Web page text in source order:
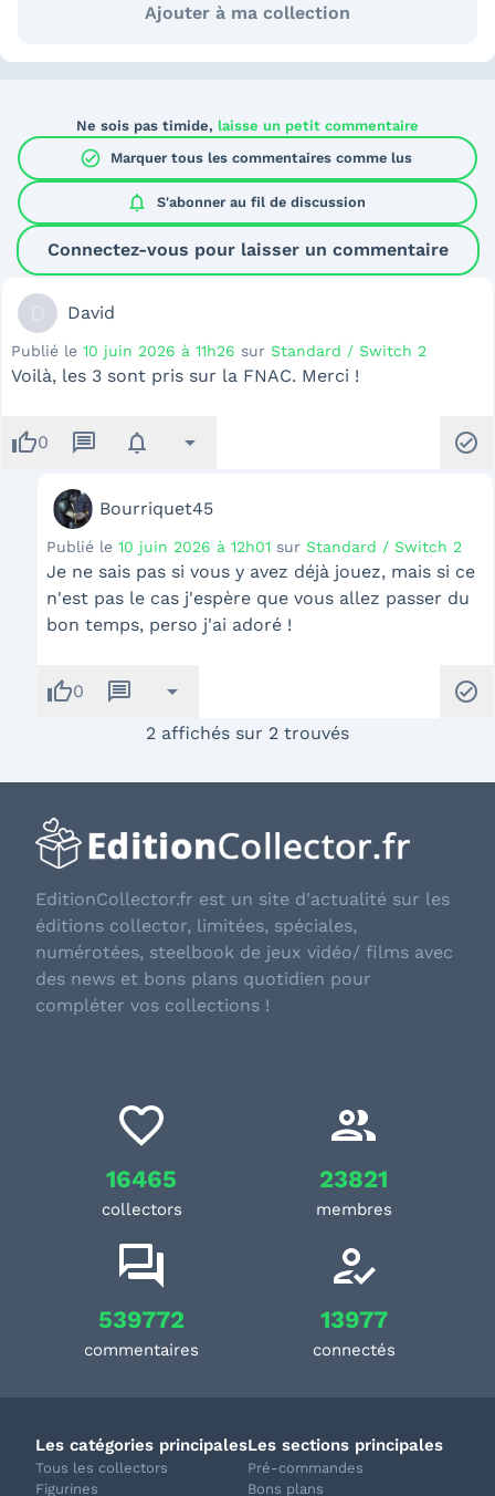
Ajouter à ma collection
Ne sois pas timide, laisse un petit commentaire
check_circle Marquer tous les commentaires comme lus
notifications S'abonner au fil de discussion
Connectez-vous pour laisser un commentaire
David
Publié le 10 juin 2026 à 11h26 sur Standard / Switch 2
Voilà, les 3 sont pris sur la FNAC. Merci !
thumb_up0 message notifications arrow_drop_down check_circle
Bourriquet45
Publié le 10 juin 2026 à 12h01 sur Standard / Switch 2
Je ne sais pas si vous y avez déjà jouez, mais si ce
n'est pas le cas j'espère que vous allez passer du
bon temps, perso j'ai adoré !
thumb_up0 message arrow_drop_down check_circle
2 affichés sur 2 trouvés
EditionCollector.fr est un site d'actualité sur les
éditions collector, limitées, spéciales,
numérotées, steelbook de jeux vidéo/ films avec
des news et bons plans quotidien pour
compléter vos collections !
16465
collectors
23821
membres
539772
commentaires
13977
connectés
Les catégories principales
Tous les collectors
Figurines
Les sections principales
Pré-commandes
Bons plans